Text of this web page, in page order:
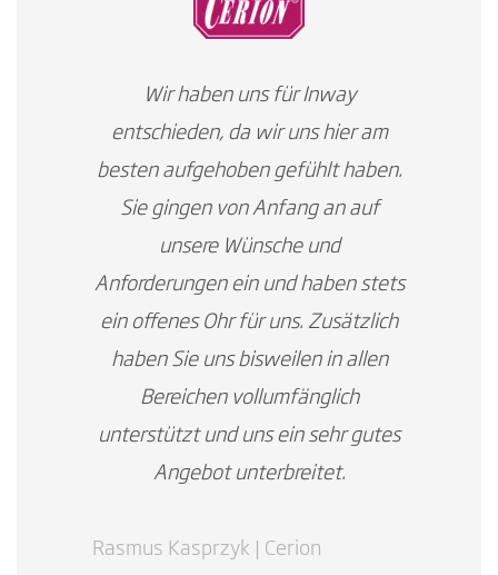
Wir haben uns für Inway
entschieden, da wir uns hier am
besten aufgehoben gefühlt haben.
Sie gingen von Anfang an auf
unsere Wünsche und
Anforderungen ein und haben stets
ein offenes Ohr für uns. Zusätzlich
haben Sie uns bisweilen in allen
Bereichen vollumfänglich
unterstützt und uns ein sehr gutes
Angebot unterbreitet.
Rasmus Kasprzyk | Cerion